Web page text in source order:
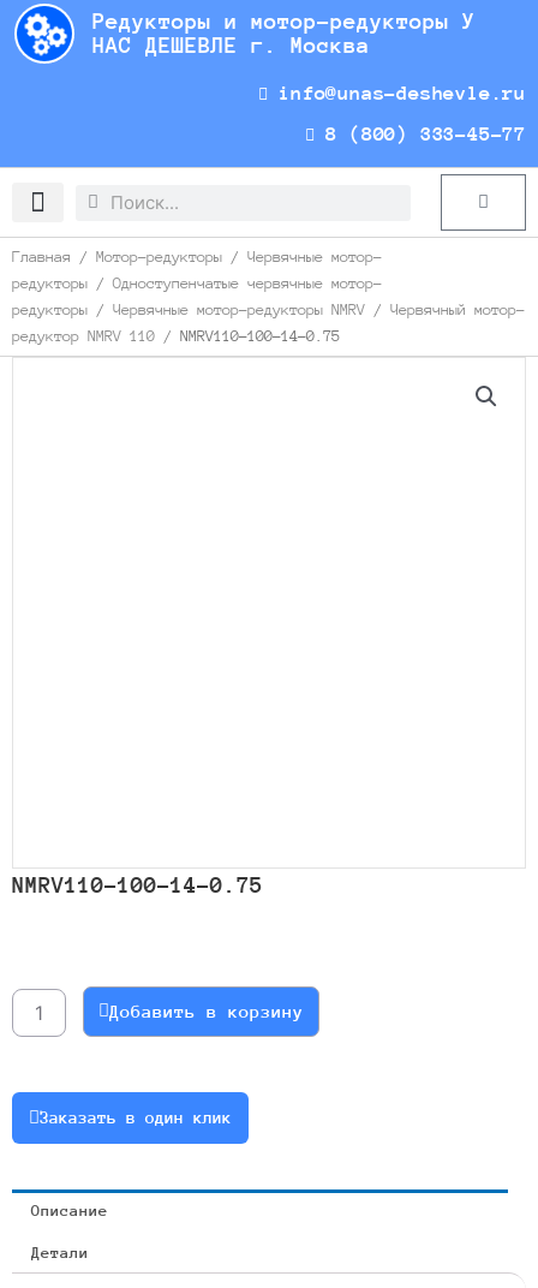
Перейти
содержимому
Редукторы и мотор-редукторы У
НАС ДЕШЕВЛЕ г. Москва
info@unas-deshevle.ru
8 (800) 333-45-77
Search
Search Cart
Главная / Мотор-редукторы / Червячные мотор-
редукторы / Одноступенчатые червячные мотор-
редукторы / Червячные мотор-редукторы NMRV / Червячный мотор-
редуктор NMRV 110 / NMRV110-100-14-0.75
NMRV110-100-14-0.75
NMRV110-
100-
Добавить в корзину
Заказать в один клик
Описание
Детали